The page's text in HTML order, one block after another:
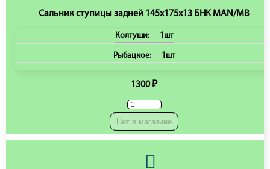
Сальник ступицы задней 145x175x13 БНК MAN/MB
Колтуши: 1шт
Рыбацкое: 1шт
1300 ₽
Нет в магазине